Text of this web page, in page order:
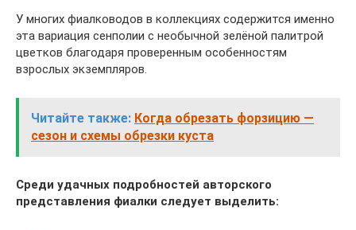
У многих фиалководов в коллекциях содержится именно
эта вариация сенполии с необычной зелёной палитрой
цветков благодаря проверенным особенностям
взрослых экземпляров.
Читайте также: Когда обрезать форзицию —
сезон и схемы обрезки куста
Среди удачных подробностей авторского
представления фиалки следует выделить: